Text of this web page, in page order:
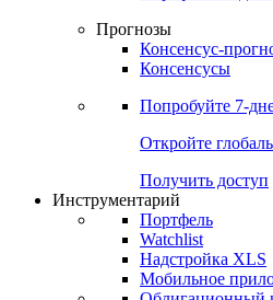
Прогнозы
Консенсус-
Консенсусы
Попробуйте 7-
Откройте
Получить доступ
Инструментарий
Портфель
Watchlist
Надстройка XLS
Мобильное